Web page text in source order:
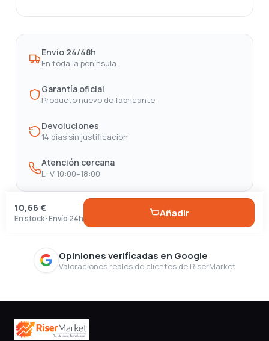
Envío 24/48h
En toda la península
Garantía oficial
Producto nuevo de fabricante
Devoluciones
14 días sin justificación
Atención cercana
L–V 10:00–18:00
10,66 €
En stock · Envío 24h Añadir
Opiniones verificadas en Google
Valoraciones reales de clientes de RiserMarket